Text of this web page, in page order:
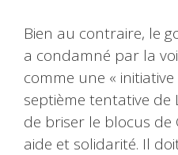
Bien au contraire, le
a condamné par la
comme une «
septième tentative
de briser le blocus de
aide et solidarité. Il